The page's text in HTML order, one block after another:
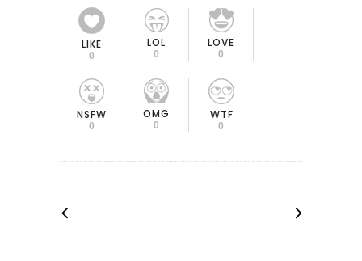
LIKE
0
LOL
0
LOVE
0
NSFW
0
OMG
0
WTF
0